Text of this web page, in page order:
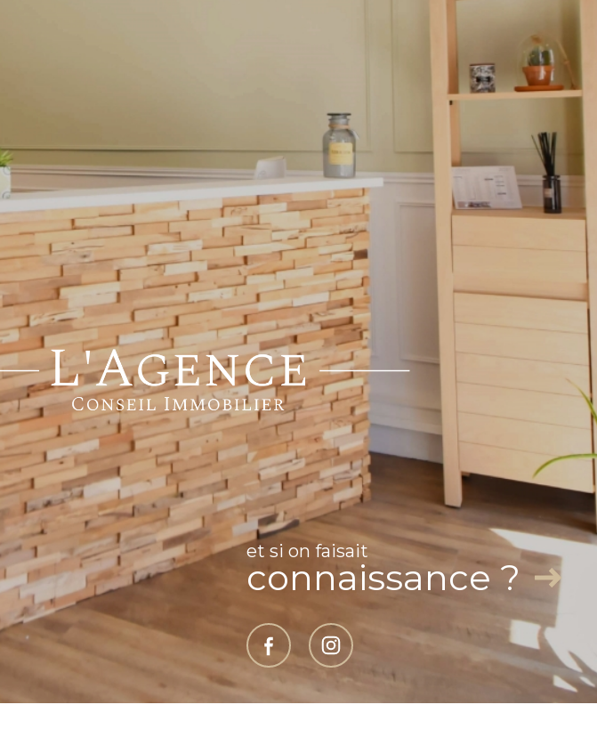
et si on faisait
connaissance ?
Se connecter
espace propriétaire
Adhérents
Partenaires Admin Politique RGPD